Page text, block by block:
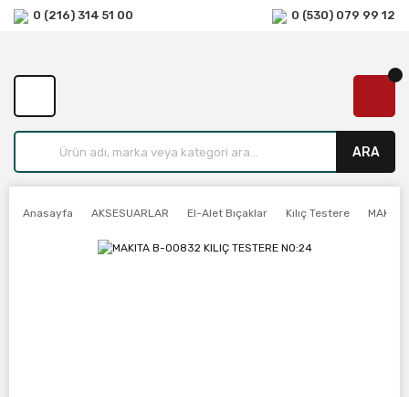
0 (216) 314 51 00 0 (530) 079 99 12
ARA
Anasayfa AKSESUARLAR El-Alet Bıçaklar Kılıç Testere